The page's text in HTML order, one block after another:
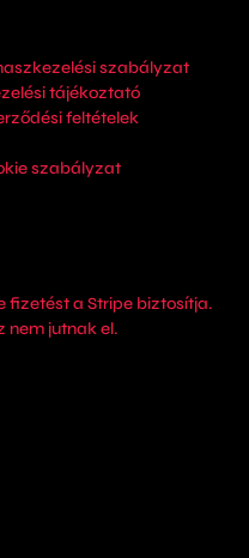
szabályzat
tájékoztató
feltételek
szabályzat
fizetést a Stripe biztosítja.
jutnak el.